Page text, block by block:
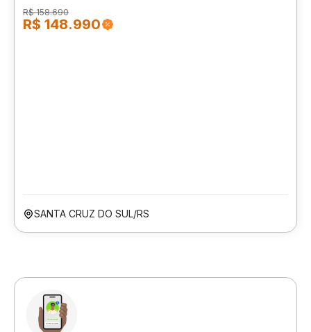
R$ 158.690
R$ 148.990
SANTA CRUZ DO SUL/RS